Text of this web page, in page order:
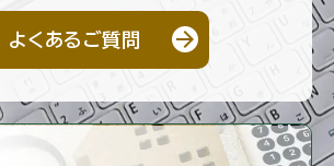
よくあるご質問 arrow_forward